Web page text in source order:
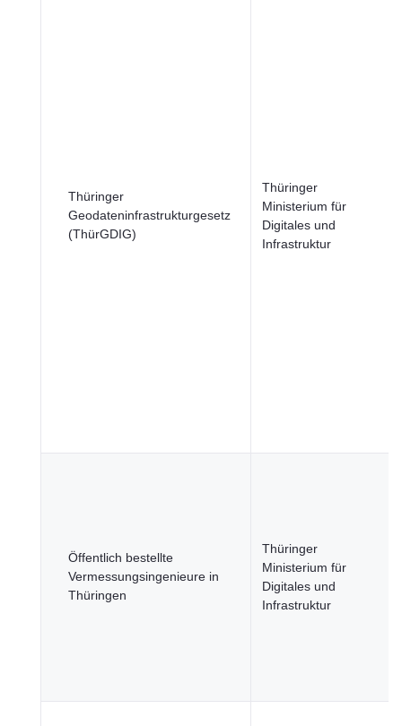
Thüringer
Geodateninfrastrukturgesetz
(ThürGDIG)
Thüringer
Ministerium für
Digitales und
Infrastruktur
Öffentlich bestellte
Vermessungsingenieure in
Thüringen
Thüringer
Ministerium für
Digitales und
Infrastruktur